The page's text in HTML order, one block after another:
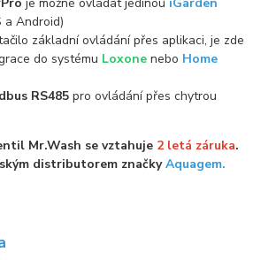
a Android)
základní ovládání přes aplikaci, je zde
do systému Loxonenebo Home
RS485 pro ovládání přes chytrou
Mr.Wash se vztahuje 2 letá záruka.
distributorem značkyAquagem.